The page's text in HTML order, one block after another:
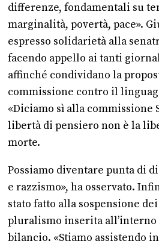
differenze, fondamentali su
marginalità, povertà, pace».
espresso solidarietà alla
facendo appello ai tanti
affinché condividano la
commissione contro il
«Diciamo sì alla commissione
libertà di pensiero non è la
morte.
Possiamo diventare punta di
e razzismo», ha osservato.
stato fatto alla sospensione
pluralismo inserita all’interno
bilancio. «Stiamo assistendo